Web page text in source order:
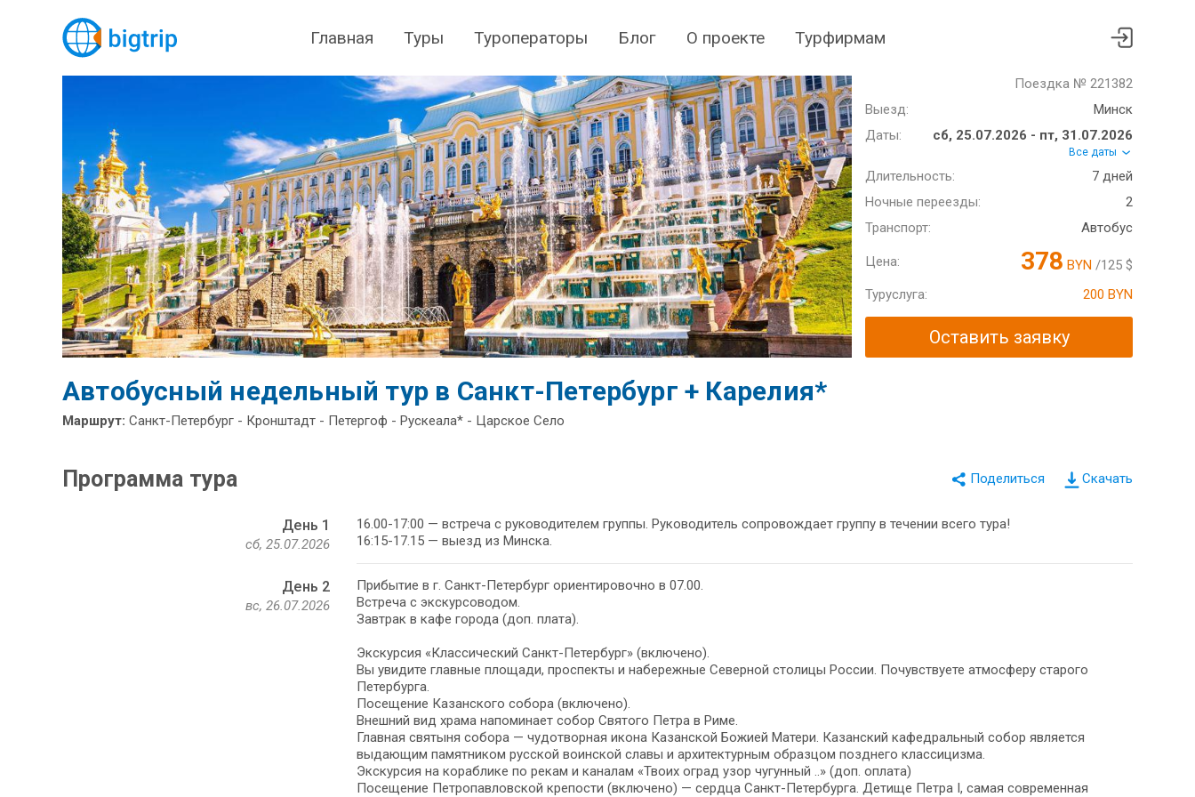
Главная Туры Туроператоры Блог О проекте Турфирмам
Поездка № 221382
Выезд:
Минск
Даты:
сб, 25.07.2026 - пт, 31.07.2026
Все даты
Длительность:
7 дней
Ночные переезды:
2
Транспорт:
Автобус
Цена: 378 BYN /125 $
Туруслуга:
200 BYN
Оставить заявку
Автобусный недельный тур в Санкт-Петербург + Карелия*
Маршрут: Санкт-Петербург - Кронштадт - Петергоф - Рускеала* - Царское Село
Скачать
Программа тура
День 1
сб, 25.07.2026
16.00-17:00 — встреча с руководителем группы. Руководитель сопровождает группу в течении всего тура!
16:15-17.15 — выезд из Минска.
День 2
вс, 26.07.2026
Прибытие в г. Санкт-Петербург ориентировочно в 07.00.
Встреча с экскурсоводом.
Завтрак в кафе города (доп. плата).
Экскурсия «Классический Санкт-Петербург» (включено).
Вы увидите главные площади, проспекты и набережные Северной столицы России. Почувствуете атмосферу старого
Петербурга.
Посещение Казанского собора (включено).
Внешний вид храма напоминает собор Святого Петра в Риме.
Главная святыня собора — чудотворная икона Казанской Божией Матери. Казанский кафедральный собор является
выдающим памятником русской воинской славы и архитектурным образцом позднего классицизма.
Экскурсия на кораблике по рекам и каналам «Твоих оград узор чугунный ..» (доп. оплата)
Посещение Петропавловской крепости (включено) — сердца Санкт-Петербурга. Детище Петра I, самая современная